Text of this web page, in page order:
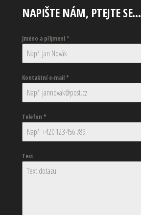
NAPIŠTE NÁM, PTEJTE SE…
Jméno a příjmení*
Kontaktní e-mail*
Telefon *
Text